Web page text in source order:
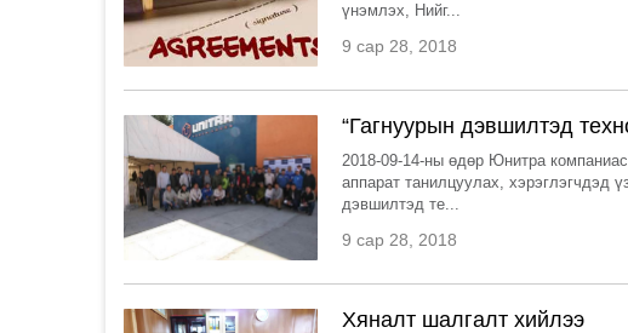
үнэмлэх, Нийг...
9 сар 28, 2018
“Гагнуурын дэвшилтэд
2018-09-14-ны өдөр Юнитра
аппарат танилцуулах, хэрэглэгчдэд
дэвшилтэд те...
9 сар 28, 2018
Хяналт шалгалт хийлээ